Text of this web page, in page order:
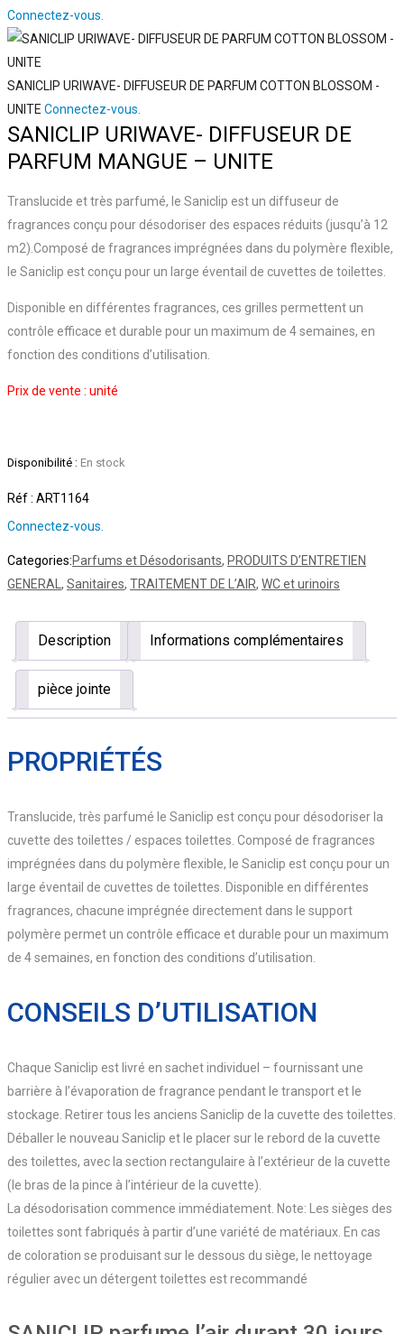
Connectez-vous.
SANICLIP URIWAVE- DIFFUSEUR DE PARFUM COTTON BLOSSOM -
UNITE Connectez-vous.
SANICLIP URIWAVE- DIFFUSEUR DE
PARFUM MANGUE – UNITE
Translucide et très parfumé, le Saniclip est un diffuseur de
fragrances conçu pour désodoriser des espaces réduits (jusqu’à 12
m2).Composé de fragrances imprégnées dans du polymère flexible,
le Saniclip est conçu pour un large éventail de cuvettes de toilettes.
Disponible en différentes fragrances, ces grilles permettent un
contrôle efficace et durable pour un maximum de 4 semaines, en
fonction des conditions d’utilisation.
Prix de vente : unité
Disponibilité : En stock
Réf : ART1164
Connectez-vous.
Categories:Parfums et Désodorisants, PRODUITS D’ENTRETIEN
GENERAL , Sanitaires, TRAITEMENT DE L’AIR, WC et urinoirs
Description Informations complémentaires
pièce jointe
PROPRIÉTÉS
Translucide, très parfumé le Saniclip est conçu pour désodoriser la
cuvette des toilettes / espaces toilettes. Composé de fragrances
imprégnées dans du polymère flexible, le Saniclip est conçu pour un
large éventail de cuvettes de toilettes. Disponible en différentes
fragrances, chacune imprégnée directement dans le support
polymère permet un contrôle efficace et durable pour un maximum
de 4 semaines, en fonction des conditions d’utilisation.
CONSEILS D’UTILISATION
Chaque Saniclip est livré en sachet individuel – fournissant une
barrière à l’évaporation de fragrance pendant le transport et le
stockage. Retirer tous les anciens Saniclip de la cuvette des toilettes.
Déballer le nouveau Saniclip et le placer sur le rebord de la cuvette
des toilettes, avec la section rectangulaire à l’extérieur de la cuvette
(le bras de la pince à l’intérieur de la cuvette).
La désodorisation commence immédiatement. Note: Les sièges des
toilettes sont fabriqués à partir d’une variété de matériaux. En cas
de coloration se produisant sur le dessous du siège, le nettoyage
régulier avec un détergent toilettes est recommandé